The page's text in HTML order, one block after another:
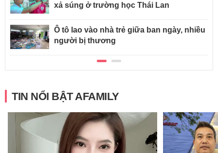
xả súng ở trường học Thái Lan
Ô tô lao vào nhà trẻ giữa ban ngày, nhiều
người bị thương
TIN NỔI BẬT AFAMILY